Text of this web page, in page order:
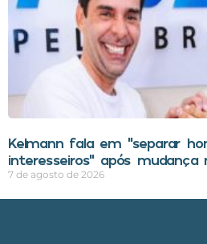
Kelmann fala em “separar
interesseiros” após mudança
7 de agosto de 2026